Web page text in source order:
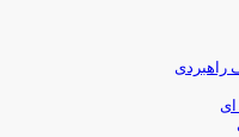
راهبردی
ای